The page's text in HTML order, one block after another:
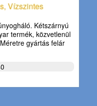
Vízszintes
Kétszárnyú
termék, közvetlenül
gyártás felár